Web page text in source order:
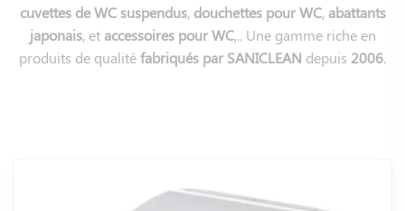
cuvettes de WC suspendus, douchettes pour WC, abattants
japonais, et accessoires pour WC,.. Une gamme riche en
produits de qualitéfabriqués par SANICLEAN depuis 2006.